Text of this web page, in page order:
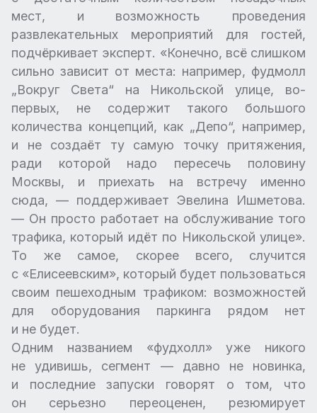
мест, и возможность проведения
развлекательных мероприятий для гостей,
подчёркивает эксперт. «Конечно, всё слишком
сильно зависит от места: например, фудмолл
„Вокруг Света“ на Никольской улице, во-
первых, не содержит такого большого
количества концепций, как „Депо“, например,
и не создаёт ту самую точку притяжения,
ради которой надо пересечь половину
Москвы, и приехать на встречу именно
сюда, — поддерживает Эвелина Ишметова.
— Он просто работает на обслуживание того
трафика, который идёт по Никольской улице».
То же самое, скорее всего, случится
с «Елисеевским», который будет пользоваться
своим пешеходным трафиком: возможностей
для оборудования паркинга рядом нет
и не будет.
Одним названием «фудхолл» уже никого
не удивишь, сегмент — давно не новинка,
и последние запуски говорят о том, что
он серьезно переоценен, резюмирует